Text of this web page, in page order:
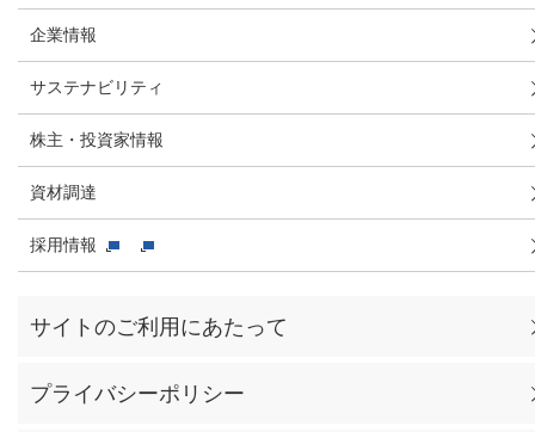
企業情報
サステナビリティ
株主・投資家情報
資材調達
採用情報
サイトのご利用にあたって
プライバシーポリシー